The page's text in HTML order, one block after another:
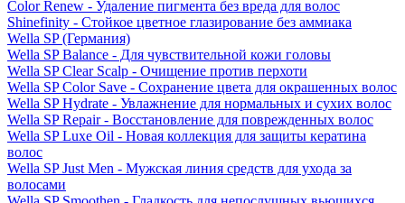
Color Renew - Удаление пигмента без вреда для волос
Shinefinity - Стойкое цветное глазирование без аммиака
Wella SP (Германия)
Wella SP Balance - Для чувствительной кожи головы
Wella SP Clear Scalp - Очищение против перхоти
Wella SP Color Save - Сохранение цвета для окрашенных волос
Wella SP Hydrate - Увлажнение для нормальных и сухих волос
Wella SP Repair - Восстановление для поврежденных волос
Wella SP Luxe Oil - Новая коллекция для защиты кератина
волос
Wella SP Just Men - Мужская линия средств для ухода за
волосами